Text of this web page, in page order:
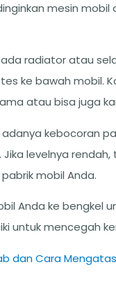
mesin
radiator atau
ke bawah mobil.
atau bisa juga
kebocoran
Jika levelnya
mobil Anda.
Anda ke bengkel
untuk mencegah
dan Cara